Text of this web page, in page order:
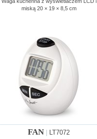
miską 20 × 19 × 8,5 cm
FAN LT7072